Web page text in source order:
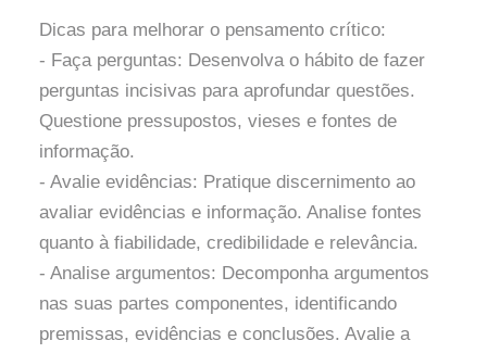
Dicas para melhorar o pensamento crítico:
- Faça perguntas: Desenvolva o hábito de fazer
perguntas incisivas para aprofundar questões.
Questione pressupostos, vieses e fontes de
informação.
- Avalie evidências: Pratique discernimento ao
avaliar evidências e informação. Analise fontes
quanto à fiabilidade, credibilidade e relevância.
- Analise argumentos: Decomponha argumentos
nas suas partes componentes, identificando
premissas, evidências e conclusões. Avalie a